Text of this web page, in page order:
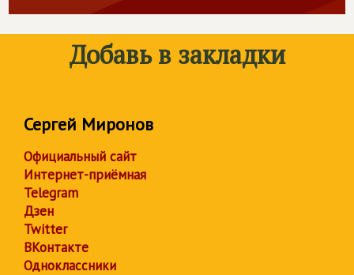
Добавь в закладки
Сергей Миронов
Официальный сайт
Интернет-приёмная
Telegram
Дзен
Twitter
ВКонтакте
Одноклассники